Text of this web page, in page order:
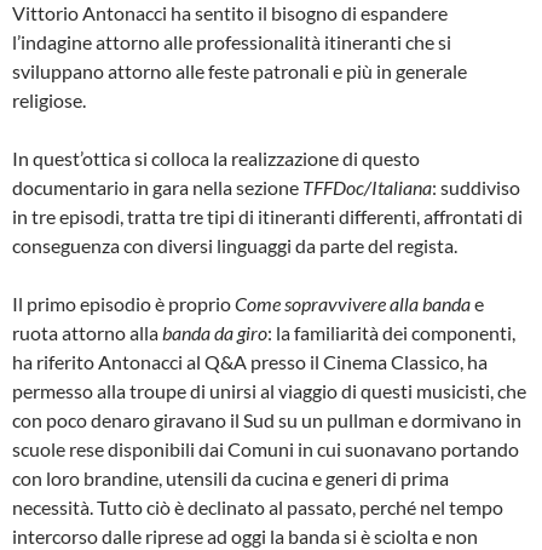
Vittorio Antonacci ha sentito il bisogno di espandere
l’indagine attorno alle professionalità itineranti che si
sviluppano attorno alle feste patronali e più in generale
religiose.
In quest’ottica si colloca la realizzazione di questo
documentario in gara nella sezione TFFDoc/Italiana: suddiviso
in tre episodi, tratta tre tipi di itineranti differenti, affrontati di
conseguenza con diversi linguaggi da parte del regista.
Il primo episodio è proprioCome sopravvivere alla bandae
ruota attorno allabanda da giro: la familiarità dei componenti,
ha riferito Antonacci al Q&A presso il Cinema Classico, ha
permesso alla troupe di unirsi al viaggio di questi musicisti, che
con poco denaro giravano il Sud su un pullman e dormivano in
scuole rese disponibili dai Comuni in cui suonavano portando
con loro brandine, utensili da cucina e generi di prima
necessità. Tutto ciò è declinato al passato, perché nel tempo
intercorso dalle riprese ad oggi la banda si è sciolta e non